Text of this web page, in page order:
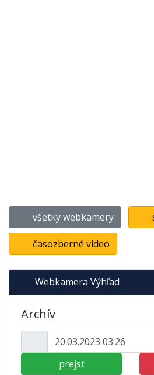
všetky webkamery
časozberné video
Webkamera Výhľad
Archív
prejsť